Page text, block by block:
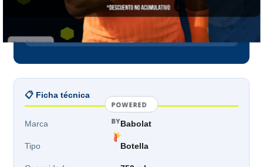
Si juegas al sol o en verano, el aislamiento es lo que
marca la diferencia entre agua fresca en el tercer set y
agua tibia.
📋 Ficha técnica
Marca Babolat
Tipo Botella
POWERED
BY